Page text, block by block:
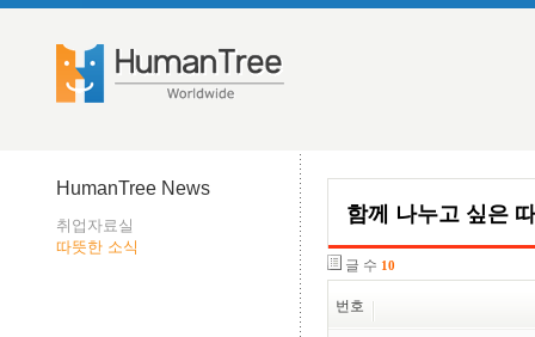
HumanTree News
취업자료실
따뜻한 소식
함께 나누고 싶은
글 수 10
번호